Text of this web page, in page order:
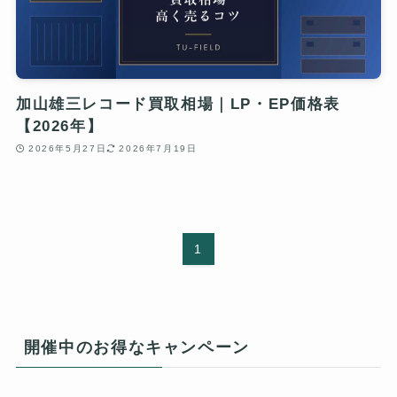
加山雄三レコード買取相場｜LP・EP価格表
【2026年】
2026年5月27日 2026年7月19日
1
開催中のお得なキャンペーン